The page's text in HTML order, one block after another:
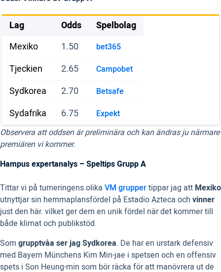
Lag Odds
Spelbolag
Mexiko
1.50 bet365
Tjeckien 2.65 Campobet
Sydkorea 2.70 Betsafe
Sydafrika 6.75
Expekt
Observera att oddsen är preliminära och kan ändras ju närmare
premiären vi kommer.
Hampus expertanalys – Speltips Grupp A
Tittar vi på turneringens olika VM gruppertippar jag att Mexiko
utnyttjar sin hemmaplansfördel på Estadio Azteca och vinner
just den här. vilket ger dem en unik fördel när det kommer till
både klimat och publikstöd.
Som grupptvåa ser jag Sydkorea. De har en urstark defensiv
med Bayern Münchens Kim Min-jae i spetsen och en offensiv
spets i Son Heung-min som bör räcka för att manövrera ut de